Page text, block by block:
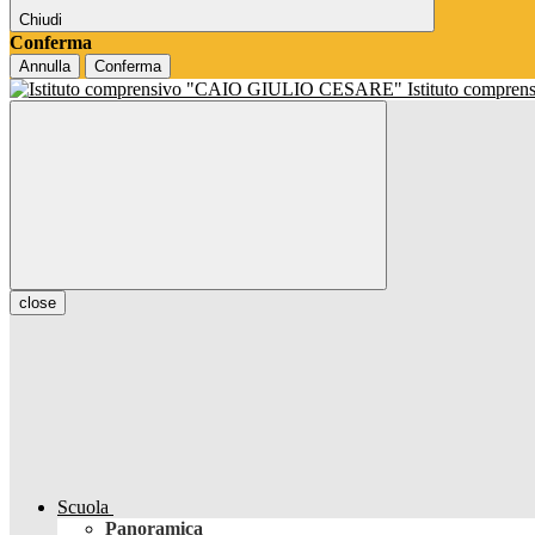
Chiudi
Conferma
Annulla Conferma
Istituto
close
Scuola
Panoramica